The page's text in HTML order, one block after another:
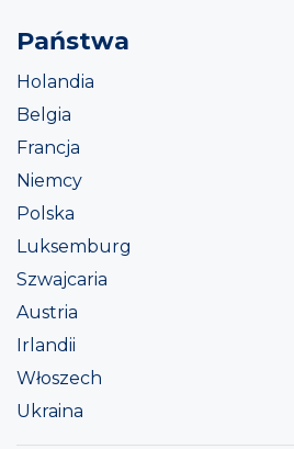
Państwa
Holandia
Belgia
Francja
Niemcy
Polska
Luksemburg
Szwajcaria
Austria
Irlandii
Włoszech
Ukraina